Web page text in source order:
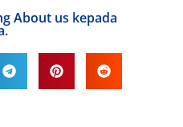
About us kepada